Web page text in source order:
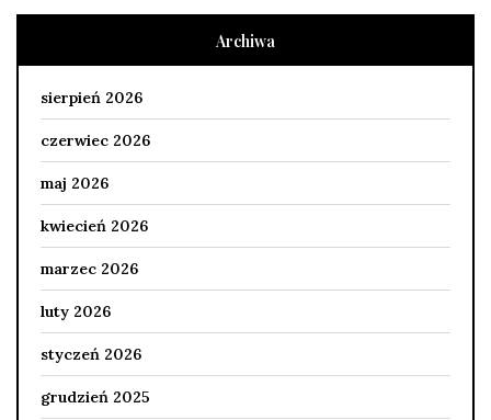
Archiwa
sierpień 2026
czerwiec 2026
maj 2026
kwiecień 2026
marzec 2026
luty 2026
styczeń 2026
grudzień 2025